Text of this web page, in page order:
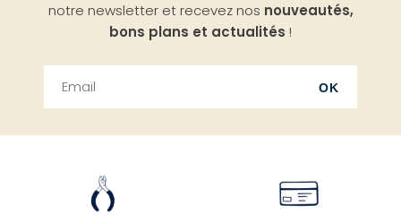
notre newsletter et recevez nos nouveautés,
bons plans et actualités !
OK